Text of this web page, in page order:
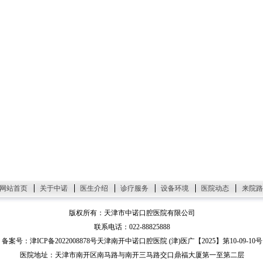
网站首页 关于中诺 医生介绍 诊疗服务 设备环境 医院动态 来院
版权所有：天津市中诺口腔医院有限公司
联系电话：022-88825888
备案号：津ICP备2022008878号天津南开中诺口腔医院 (津)医广【2025】第10-09-10号
医院地址：天津市南开区南马路与南开三马路交口鼎福大厦第一至第二层